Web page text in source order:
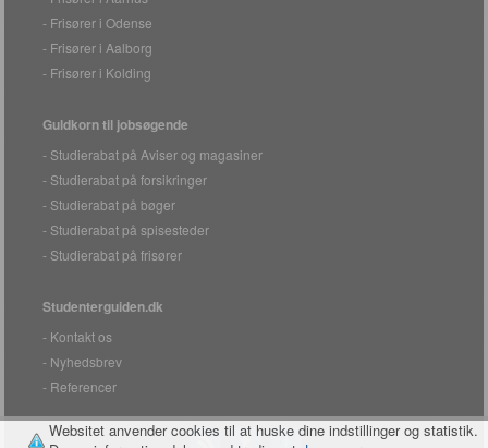
Frisører i Odense
Frisører i Aalborg
Frisører i Kolding
Guldkorn til jobsøgende
Studierabat på Aviser og magasiner
Studierabat på forsikringer
Studierabat på bøger
Studierabat på spisesteder
Studierabat på frisører
Studenterguiden.dk
Kontakt os
Nyhedsbrev
Referencer
Websitet anvender cookies til at huske dine indstillinger og statistik.